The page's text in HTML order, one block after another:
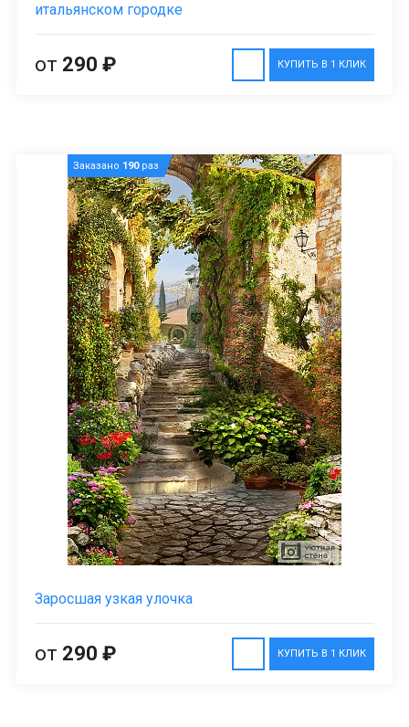
итальянском городке
КУПИТЬ В 1 КЛИК
от 290 ₽
Заказано 190раз
Заросшая узкая улочка
КУПИТЬ В 1 КЛИК
от 290 ₽